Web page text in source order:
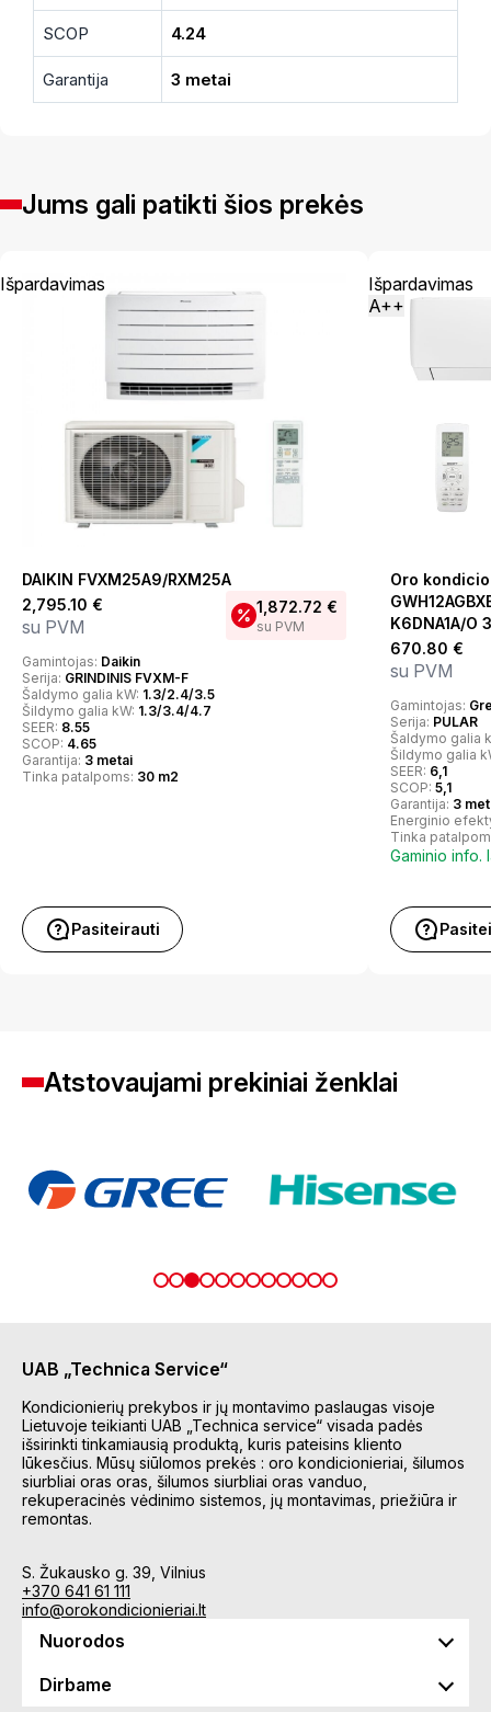
SCOP 4.24
Garantija 3 metai
Jums gali patikti šios prekės
Išpardavimas
DAIKIN FVXM25A9/RXM25A
2,795.10 €
su PVM
1,872.72 €
su PVM
Gamintojas: Daikin
Serija: GRINDINIS FVXM-F
Šaldymo galia kW: 1.3/2.4/3.5
Šildymo galia kW: 1.3/3.4/4.7
SEER: 8.55
SCOP: 4.65
Garantija: 3 metai
Tinka patalpoms: 30 m2
Pasiteirauti
Išpardavimas
A++
Oro
K6DNA1A/O
670.80 €
su PVM
Gamintojas:
Serija: PULAR
Šaldymo galia
Šildymo galia
SEER: 6,1
SCOP: 5,1
Garantija: 3
Energinio
Tinka
Gaminio info.
Atstovaujami prekiniai ženklai
UAB „Technica Service“
Kondicionierių prekybos ir jų montavimo paslaugas visoje
Lietuvoje teikianti UAB „Technica service“ visada padės
išsirinkti tinkamiausią produktą, kuris pateisins kliento
lūkesčius. Mūsų siūlomos prekės : oro kondicionieriai, šilumos
siurbliai oras oras, šilumos siurbliai oras vanduo,
rekuperacinės vėdinimo sistemos, jų montavimas, priežiūra ir
remontas.
S. Žukausko g. 39, Vilnius
+370 641 61 111
info@orokondicionieriai.lt
Nuorodos
Dirbame